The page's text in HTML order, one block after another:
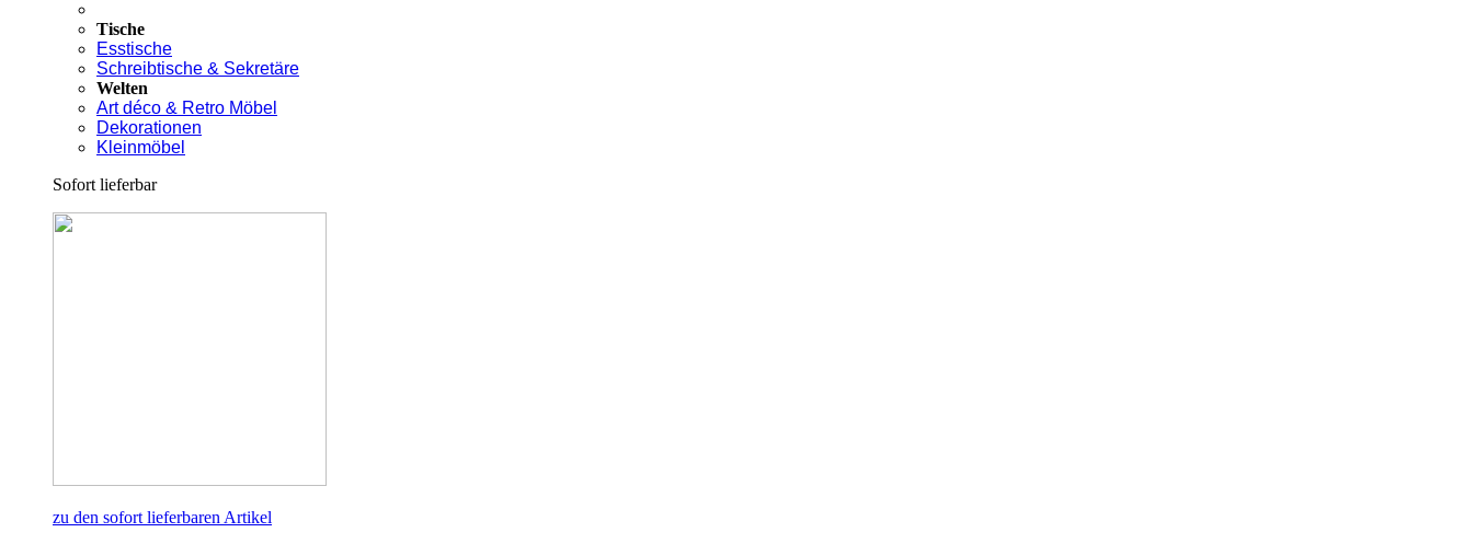
Tische
Esstische
Schreibtische & Sekretäre
Welten
Art déco & Retro Möbel
Dekorationen
Kleinmöbel
Sofort lieferbar
zu den sofort lieferbaren Artikel